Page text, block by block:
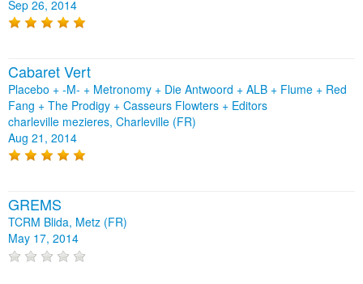
Sep 26, 2014
Cabaret Vert
Placebo + -M- + Metronomy + Die Antwoord + ALB + Flume + Red
Fang + The Prodigy + Casseurs Flowters + Editors
charleville mezieres, Charleville (FR)
Aug 21, 2014
GREMS
TCRM Blida, Metz (FR)
May 17, 2014